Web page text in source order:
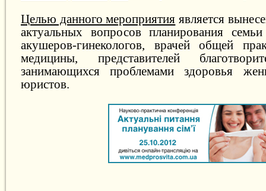
Целью данного мероприятия является
актуальных вопросов планирования
акушеров-гинекологов, врачей общей
медицины, представителей
занимающихся проблемами здоровья
юристов.